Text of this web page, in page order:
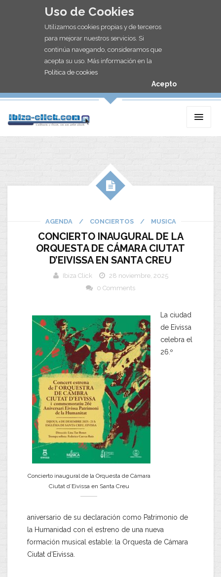
Uso de Cookies
Utilizamos cookies propias y de terceros
para mejorar nuestros servicios. Si
continúa navegando, consideramos que
acepta su uso. Más información en la
Política de cookies
Acepto
AGENDA / CONCIERTOS / MUSICA
CONCIERTO INAUGURAL DE LA
ORQUESTA DE CÁMARA CIUTAT
D’EIVISSA EN SANTA CREU
Ibiza Click
28 noviembre, 2025
0 Comments
Concierto inaugural de la Orquesta de Cámara
Ciutat d’Eivissa en Santa Creu
La ciudad
de Eivissa
celebra el
26.º
aniversario de su declaración como Patrimonio de
la Humanidad con el estreno de una nueva
formación musical estable: la Orquesta de Cámara
Ciutat d’Eivissa.